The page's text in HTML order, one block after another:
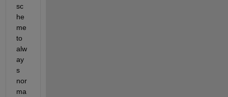
sc
he
me
to
alw
ay
s
nor
ma